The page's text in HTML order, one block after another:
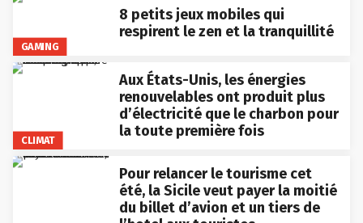
GAMING
8 petits jeux mobiles qui
respirent le zen et la tranquillité
CLIMAT
Aux États-Unis, les énergies
renouvelables ont produit plus
d’électricité que le charbon pour
la toute première fois
Pour relancer le tourisme cet
été, la Sicile veut payer la moitié
du billet d’avion et un tiers de